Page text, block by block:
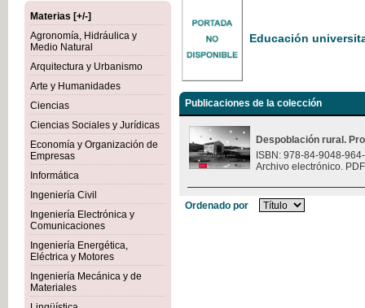
Materias [+/-]
Agronomía, Hidráulica y
Medio Natural
Arquitectura y Urbanismo
Arte y Humanidades
Ciencias
Ciencias Sociales y Jurídicas
Economía y Organización de
Empresas
Informática
Ingeniería Civil
Ingeniería Electrónica y
Comunicaciones
Ingeniería Energética,
Eléctrica y Motores
Ingeniería Mecánica y de
Materiales
Educación
Publicaciones de la colección
Despoblación rural.
ISBN: 978-84-9048-
Archivo electrónico.
Ordenado por